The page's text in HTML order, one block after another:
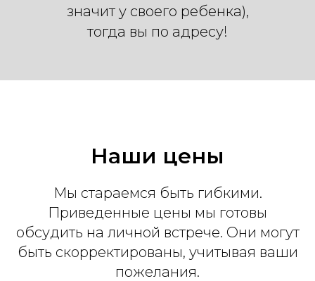
значит у своего ребенка),
тогда вы по адресу!
Наши цены
Мы стараемся быть гибкими.
Приведенные цены мы готовы
обсудить на личной встрече. Они могут
быть скорректированы, учитывая ваши
пожелания.